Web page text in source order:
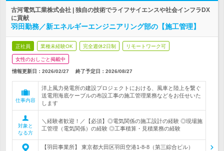
古河電気工業株式会社 | 独自の技術でライフサイエンスや社会インフラDX
に貢献
羽田勤務／新エネルギーエンジニアリング部の【施工管理】
正社員 業種未経験OK 完全週休2日制 リモートワーク可
女性のおしごと掲載中
情報更新日：2026/02/27 終了予定日： 2026/08/27
仕事内容
洋上風力発電所の建設プロジェクトにおける、風車と陸上を繋ぐ
送電用海底ケーブルの布設工事の施工管理業務などをお任せいた
します
対象と
なる方
＼経験者歓迎！／【必須】◎電気関係の施工設計の経験 ◎現場施
工管理（電気関係）の経験 ◎工事積算・見積業務の経験
【羽田事業所】 東京都大田区羽田空港1-8-8（第三綜合ビル）